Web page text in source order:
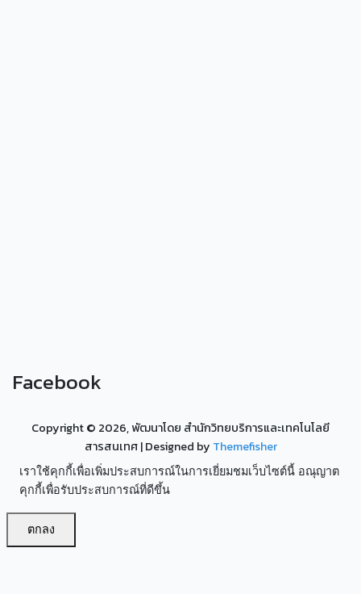
Facebook
Copyright © 2026, พัฒนาโดย สำนักวิทยบริการและเทคโนโลยี
สารสนเทศ| Designed by Themefisher
เราใช้คุกกี้เพื่อเพิ่มประสบการณ์ในการเยี่ยมชมเว็บไซต์นี้ อณุญาต
คุกกี้เพื่อรับประสบการณ์ที่ดีขึ้น
ตกลง